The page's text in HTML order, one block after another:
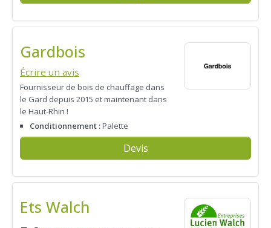
Gardbois
Écrire un avis
Fournisseur de bois de chauffage dans
le Gard depuis 2015 et maintenant dans
le Haut-Rhin !
Conditionnement :Palette
Devis
Ets Walch